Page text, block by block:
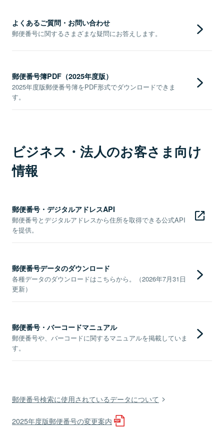
よくあるご質問・お問い合わせ
郵便番号に関するさまざまな疑問にお答えします。
郵便番号簿PDF（2025年度版）
2025年度版郵便番号簿をPDF形式でダウンロードできま
す。
ビジネス・法人のお客さま向け
情報
郵便番号・デジタルアドレスAPI
郵便番号とデジタルアドレスから住所を取得できる公式API
を提供。
郵便番号データのダウンロード
各種データのダウンロードはこちらから。（2026年7月31日
更新）
郵便番号・バーコードマニュアル
郵便番号や、バーコードに関するマニュアルを掲載していま
す。
郵便番号検索に使用されているデータについて
2025年度版郵便番号の変更案内